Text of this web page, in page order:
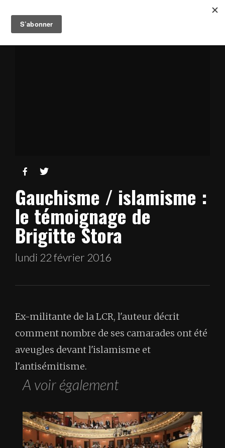
 
Gauchisme / islamisme :
le témoignage de
Brigitte Stora
lundi 22 février 2016
Ex-militante de la LCR, l'auteur décrit
comment nombre de ses camarades ont été
aveugles devant l'islamisme et
l'antisémitisme.
A voir également